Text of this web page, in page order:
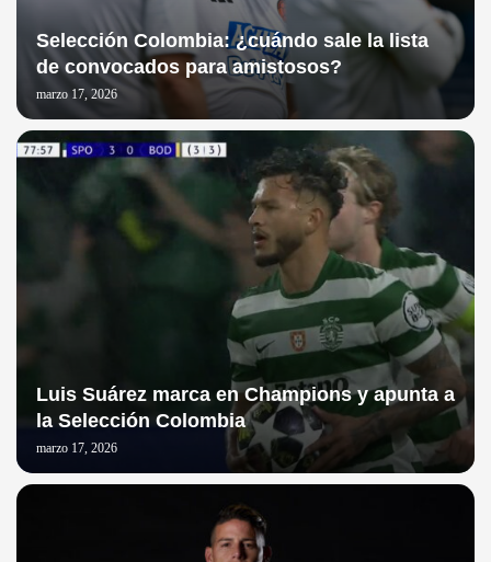
Selección Colombia: ¿cuándo sale la lista
de convocados para amistosos?
marzo 17, 2026
Luis Suárez marca en Champions y apunta a
la Selección Colombia
marzo 17, 2026